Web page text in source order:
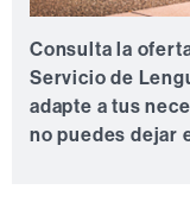
Consulta la
Servicio de
adapte a tus
no puedes dejar